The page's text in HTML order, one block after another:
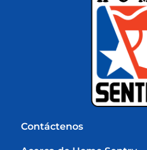
Contáctenos